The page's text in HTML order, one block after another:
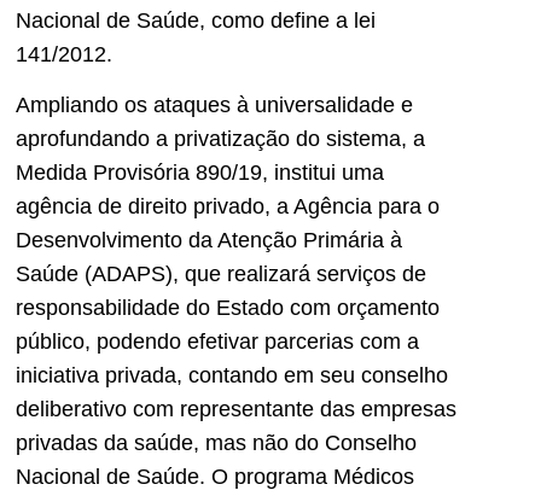
Nacional de Saúde, como define a lei
141/2012.
Ampliando os ataques à universalidade e
aprofundando a privatização do sistema, a
Medida Provisória 890/19, institui uma
agência de direito privado, a Agência para o
Desenvolvimento da Atenção Primária à
Saúde (ADAPS), que realizará serviços de
responsabilidade do Estado com orçamento
público, podendo efetivar parcerias com a
iniciativa privada, contando em seu conselho
deliberativo com representante das empresas
privadas da saúde, mas não do Conselho
Nacional de Saúde. O programa Médicos